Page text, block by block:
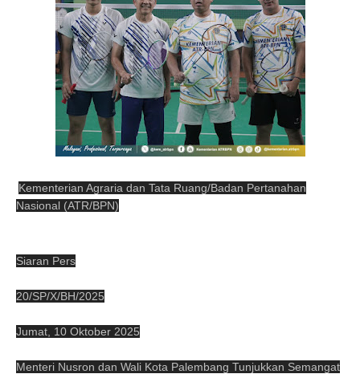
Kementerian Agraria dan Tata Ruang/Badan Pertanahan
Nasional (ATR/BPN)
Siaran Pers
20/SP/X/BH/2025
Jumat, 10 Oktober 2025
Menteri Nusron dan Wali Kota Palembang Tunjukkan Semangat